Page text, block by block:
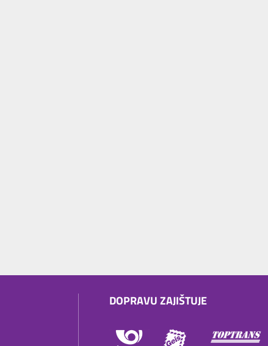
DOPRAVU ZAJIŠTUJE